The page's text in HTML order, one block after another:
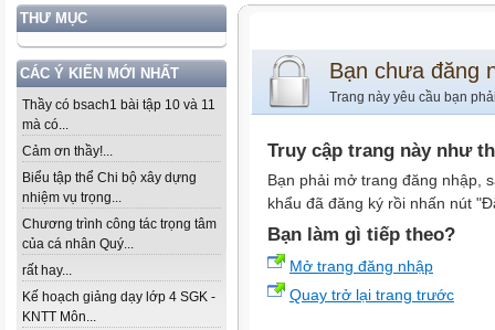
THƯ MỤC
CÁC Ý KIẾN MỚI NHẤT
Thầy có bsach1 bài tập 10 và 11
mà có...
Cảm ơn thầy!...
Biểu tập thể Chi bộ xây dựng
nhiệm vụ trọng...
Chương trình công tác trọng tâm
của cá nhân Quý...
rất hay...
Kế hoạch giảng dạy lớp 4 SGK -
KNTT Môn...
Bạn chưa đăng
Trang này yêu cầu bạn
Truy cập trang này như
Bạn phải mở trang đăng nhập,
khẩu đã đăng ký rồi nhấn nút
Bạn làm gì tiếp theo?
Mở trang đăng nhập
Quay trở lại trang trước